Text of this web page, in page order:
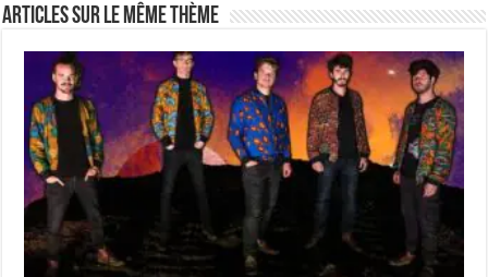
Articles sur le même thème